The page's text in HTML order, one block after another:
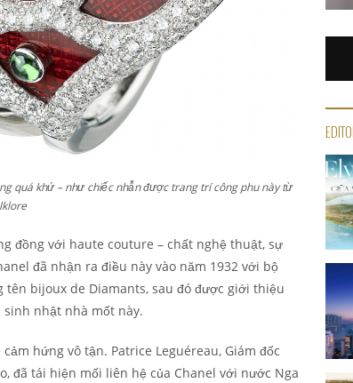
quá khứ – như chiếc nhẫn được trang trí công phu này từ
đồng với haute couture – chất nghệ thuật, sự
đã nhận ra điều này vào năm 1932 với bộ
bijoux de Diamants, sau đó được giới thiệu
sinh nhật nhà mốt này.
hứng vô tận. Patrice Leguéreau, Giám đốc
đã tái hiện mối liên hệ của Chanel với nước Nga